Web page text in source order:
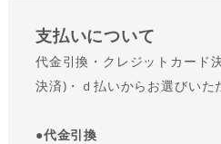
支払いについて
代金引換・クレジットカード
決済)・ｄ払いからお選びいた
●代金引換